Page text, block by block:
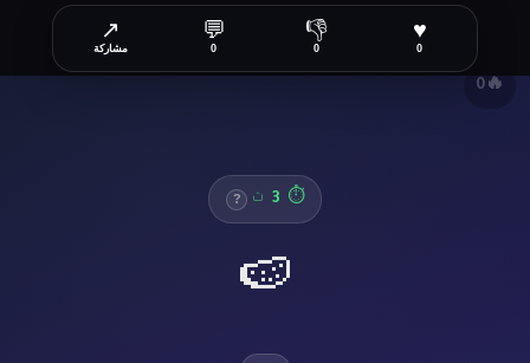
⏱
3 ث ?
🍉
🔥
0
♥
0
👎
0
💬
0
↗
مشاركة